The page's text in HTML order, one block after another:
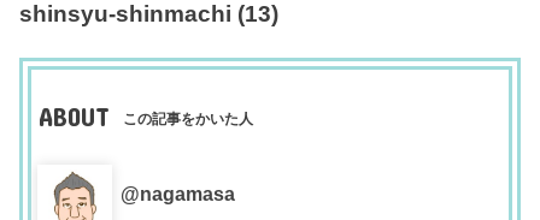
shinsyu-shinmachi (13)
ABOUT この記事をかいた人
@nagamasa